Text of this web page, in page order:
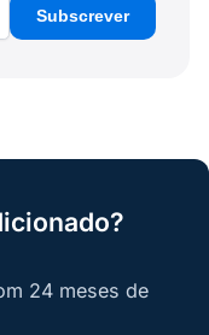
Subscrever
24 meses de